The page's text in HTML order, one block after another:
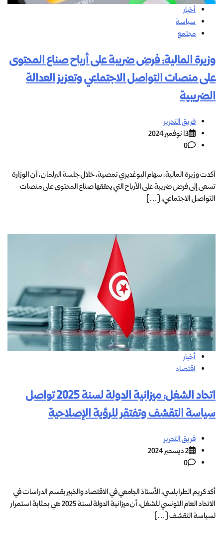
أخبار
سياسة
مجتمع
وزيرة المالية: فرض ضريبة على أرباح صناع المحتوى
على منصات التواصل الاجتماعي وتعزيز العدالة
الضريبية
فريق التحرير
13 نوفمبر 2024
0
أكدت وزيرة المالية، سهام البوغديري نمصية، خلال جلسة البرلمان، أن الوزارة
تسعى إلى فرض ضريبة على الأرباح التي يحققها صناع المحتوى على منصات
التواصل الاجتماعي، […]
أخبار
اقتصاد
اتحاد الشغل: ميزانية الدولة لسنة 2025 تواصل
سياسة التقشف وتفتقر للرؤية الإصلاحية
فريق التحرير
2 ديسمبر 2024
0
أكد كريم الطرابلسي، الأستاذ الجامعي في الاقتصاد والخبير بقسم الدراسات في
الاتحاد العام التونسي للشغل، أن ميزانية الدولة لسنة 2025 هي بمثابة استمرار
لسياسة التقشف […]